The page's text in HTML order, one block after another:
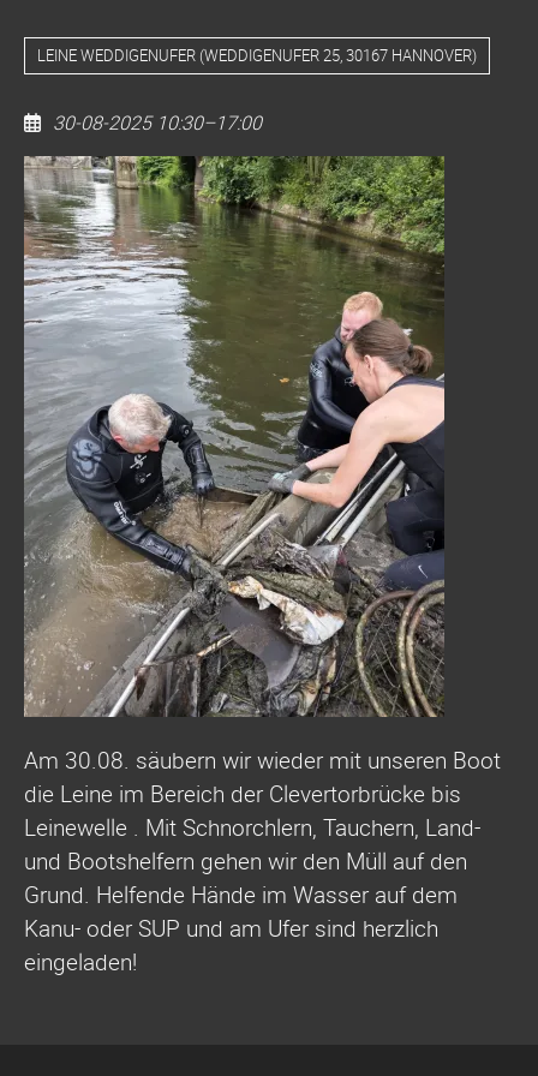
LEINE WEDDIGENUFER (WEDDIGENUFER 25, 30167 HANNOVER)
30-08-2025 10:30–17:00
Clean
Up
Leine
Clevertorbrücke
bis
Leinewelle
Am 30.08. säubern wir wieder mit unseren Boot
die Leine im Bereich der Clevertorbrücke bis
Leinewelle . Mit Schnorchlern, Tauchern, Land-
und Bootshelfern gehen wir den Müll auf den
Grund. Helfende Hände im Wasser auf dem
Kanu- oder SUP und am Ufer sind herzlich
eingeladen!